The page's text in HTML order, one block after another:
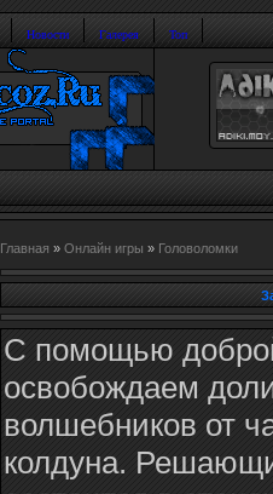
Новости Галерея Топ
Главная » Онлайн игры » Головоломки
С помощью
освобождаем
волшебников от
колдуна.